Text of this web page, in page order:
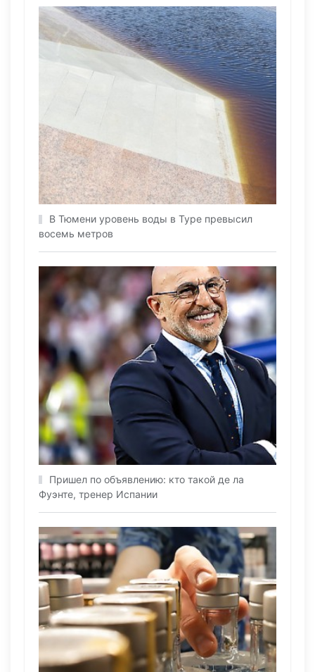
В Тюмени уровень воды в Туре превысил
восемь метров
Пришел по объявлению: кто такой де ла
Фуэнте, тренер Испании